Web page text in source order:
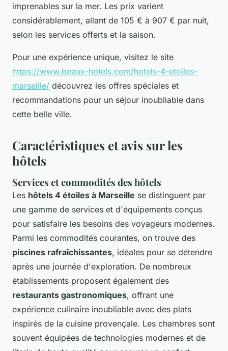
imprenables sur la mer. Les prix varient
considérablement, allant de 105 € à 907 € par nuit,
selon les services offerts et la saison.
Pour une expérience unique, visitez le site
https://www.beaux-hotels.com/hotels-4-etoiles-
marseille/ découvrez les offres spéciales et
recommandations pour un séjour inoubliable dans
cette belle ville.
Caractéristiques et avis sur les
hôtels
Services et commodités des hôtels
Les hôtels 4 étoiles à Marseille se distinguent par
une gamme de services et d'équipements conçus
pour satisfaire les besoins des voyageurs modernes.
Parmi les commodités courantes, on trouve des
piscines rafraîchissantes, idéales pour se détendre
après une journée d'exploration. De nombreux
établissements proposent également des
restaurants gastronomiques, offrant une
expérience culinaire inoubliable avec des plats
inspirés de la cuisine provençale. Les chambres sont
souvent équipées de technologies modernes et de